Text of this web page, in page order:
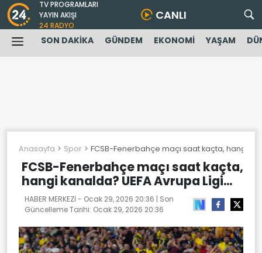
TV PROGRAMLARI
YAYIN AKIŞI
24 RADYO
CANLI
SON DAKİKA GÜNDEM EKONOMİ YAŞAM
Anasayfa Spor FCSB-Fenerbahçe maçı saat kaçta, hangi
FCSB-Fenerbahçe maçı saat kaçta,
hangi kanalda? UEFA Avrupa Ligi...
HABER MERKEZİ - Ocak 29, 2026 20:36 | Son
Güncelleme Tarihi: Ocak 29, 2026 20:36